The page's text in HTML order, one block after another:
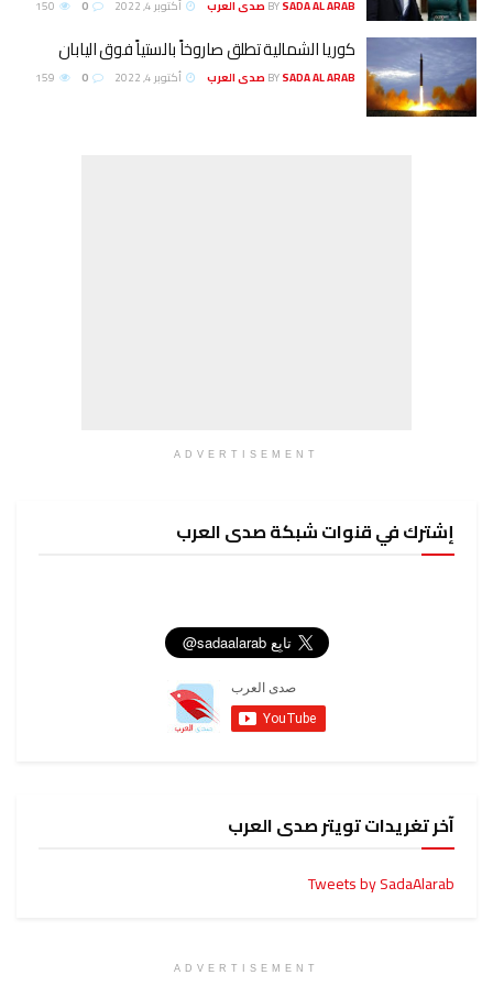
BYSADA AL ARAB صدى العرب أكتوبر 4, 2022
كوريا الشمالية تطلق صاروخاً بالستياً فوق اليابان
BYSADA AL ARAB صدى العرب أكتوبر 4, 2022
ADVERTISEMENT
إشترك في قنوات شبكة صدى العرب
آخر تغريدات تويتر صدى العرب
Tweets by SadaAlarab
ADVERTISEMENT